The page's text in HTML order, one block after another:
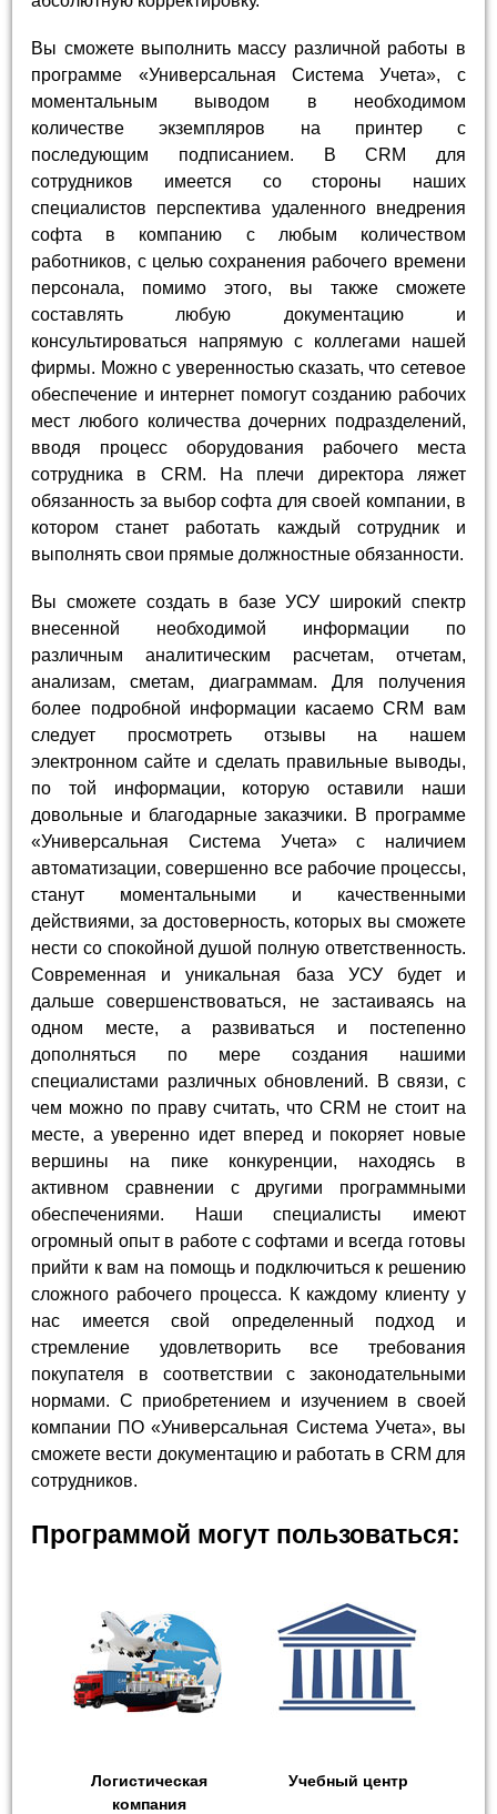
Вы сможете выполнить массу различной работы в
программе «Универсальная Система Учета», с
моментальным выводом в необходимом
количестве экземпляров на принтер с
последующим подписанием. В CRM для
сотрудников имеется со стороны наших
специалистов перспектива удаленного внедрения
софта в компанию с любым количеством
работников, с целью сохранения рабочего времени
персонала, помимо этого, вы также сможете
составлять любую документацию и
консультироваться напрямую с коллегами нашей
фирмы. Можно с уверенностью сказать, что сетевое
обеспечение и интернет помогут созданию рабочих
мест любого количества дочерних подразделений,
вводя процесс оборудования рабочего места
сотрудника в CRM. На плечи директора ляжет
обязанность за выбор софта для своей компании, в
котором станет работать каждый сотрудник и
выполнять свои прямые должностные обязанности.
Вы сможете создать в базе УСУ широкий спектр
внесенной необходимой информации по
различным аналитическим расчетам, отчетам,
анализам, сметам, диаграммам. Для получения
более подробной информации касаемо CRM вам
следует просмотреть отзывы на нашем
электронном сайте и сделать правильные выводы,
по той информации, которую оставили наши
довольные и благодарные заказчики. В программе
«Универсальная Система Учета» с наличием
автоматизации, совершенно все рабочие процессы,
станут моментальными и качественными
действиями, за достоверность, которых вы сможете
нести со спокойной душой полную ответственность.
Современная и уникальная база УСУ будет и
дальше совершенствоваться, не застаиваясь на
одном месте, а развиваться и постепенно
дополняться по мере создания нашими
специалистами различных обновлений. В связи, с
чем можно по праву считать, что CRM не стоит на
месте, а уверенно идет вперед и покоряет новые
вершины на пике конкуренции, находясь в
активном сравнении с другими программными
обеспечениями. Наши специалисты имеют
огромный опыт в работе с софтами и всегда готовы
прийти к вам на помощь и подключиться к решению
сложного рабочего процесса. К каждому клиенту у
нас имеется свой определенный подход и
стремление удовлетворить все требования
покупателя в соответствии с законодательными
нормами. С приобретением и изучением в своей
компании ПО «Универсальная Система Учета», вы
сможете вести документацию и работать в CRM для
сотрудников.
Программой могут пользоваться:
Логистическая
компания
Учебный центр